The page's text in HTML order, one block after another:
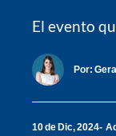
El evento
Por:
10 de Dic, 2024